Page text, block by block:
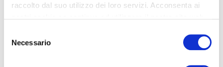
raccolto dal suo utilizzo dei loro servizi. Acconsenta ai
delNecessario